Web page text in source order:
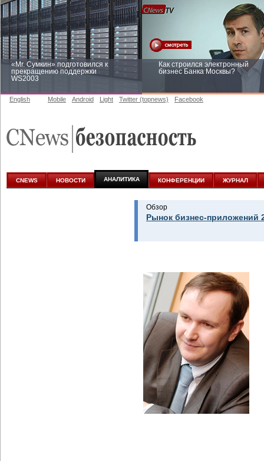
«Mr. Сумкин» подготовился к
прекращению поддержки
WS2003
Как строился электронный
бизнес Банка Москвы?
аналитике
English Mobile Android Light Twitter (topnews) Facebook
CNEWS НОВОСТИ АНАЛИТИКА КОНФЕРЕНЦИИ ЖУРНАЛ
Обзор
Рынок бизнес-приложений